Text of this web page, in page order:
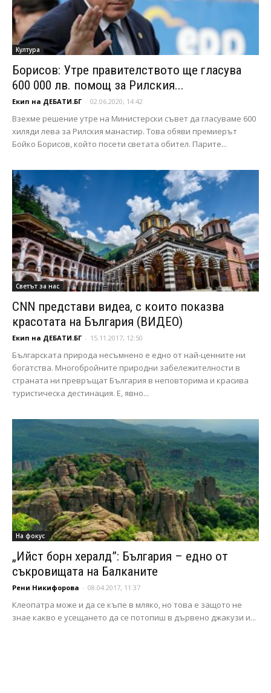
Култура
Борисов: Утре правителството ще гласува
600 000 лв. помощ за Рилския...
Екип на ДЕБАТИ.БГ - 02.06.2020, 14:42
Взехме решение утре на Министерски съвет да гласуваме 600
хиляди лева за Рилския манастир. Това обяви премиерът
Бойко Борисов, който посети светата обител. Парите...
Свeтът за нас
CNN представи видеа, с които показва
красотата на България (ВИДЕО)
Екип на ДЕБАТИ.БГ - 15.11.2017, 12:50
Българската природа несъмнено е едно от най-ценните ни
богатства. Многобройните природни забележителности в
страната ни превръщат България в неповторима и красива
туристическа дестинация. Е, явно...
На фокус
„Ийст борн хералд”: България – едно от
съкровищата на Балканите
Рени Никифорова - 08.04.2017, 11:37
Клеопатра може и да се къпе в мляко, но това е защото не
знае какво е усещането да се потопиш в дървено джакузи и...